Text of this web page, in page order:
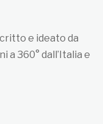
e ideato da
a 360° dall’Italia e